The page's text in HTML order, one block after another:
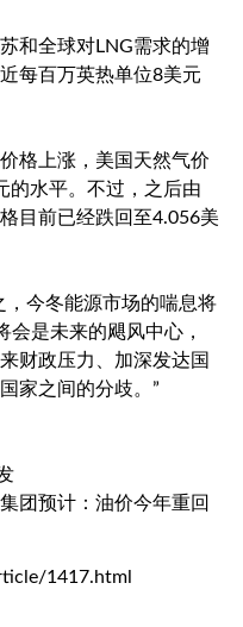
和全球对LNG需求的增
每百万英热单位8美元
格上涨，美国天然气价
的水平。不过，之后由
目前已经跌回至4.056美
，今冬能源市场的喘息将
是未来的飓风中心，
财政压力、加深发达国
家之间的分歧。”
团预计：油价今年重回
1417.html